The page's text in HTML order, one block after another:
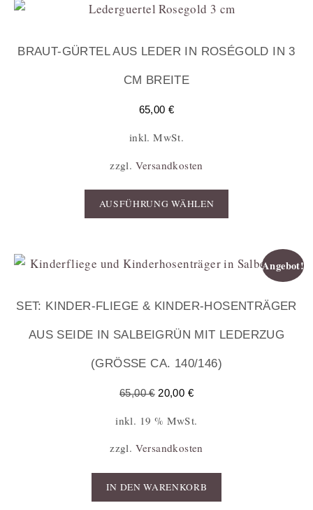
BRAUT-GÜRTEL AUS LEDER IN ROSÉGOLD IN 3
CM BREITE
65,00 €
inkl. MwSt.
zzgl. Versandkosten
AUSFÜHRUNG WÄHLEN
Angebot!
SET: KINDER-FLIEGE & KINDER-HOSENTRÄGER
AUS SEIDE IN SALBEIGRÜN MIT LEDERZUG
(GRÖSSE CA. 140/146)
65,00€ 20,00 €
inkl. 19 % MwSt.
zzgl. Versandkosten
IN DEN WARENKORB